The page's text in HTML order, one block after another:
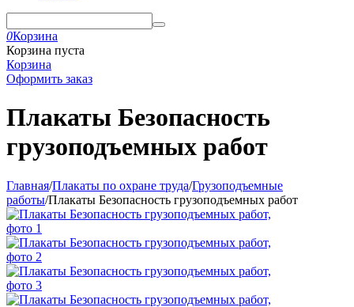
0Корзина
Корзина пуста
Корзина
Оформить заказ
Плакаты Безопасность
грузоподъемных работ
Главная/Плакаты по охране труда/Грузоподъемные
работы/Плакаты Безопасность грузоподъемных работ